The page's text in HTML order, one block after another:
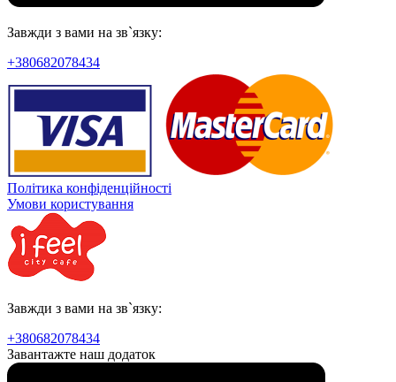
Завжди з вами на зв`язку:
+380682078434
Політика конфіденційності
Умови користування
Завжди з вами на зв`язку:
+380682078434
Завантажте наш додаток